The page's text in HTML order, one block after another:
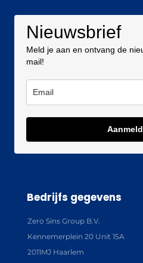
Nieuwsbrief
Meld je aan en ontvang de
mail!
Bedrijfs gegevens
Zero Sins Group B.V.
Kennemerplein 20 Unit 15A
2011MJ Haarlem